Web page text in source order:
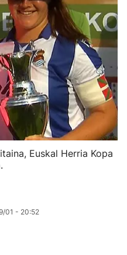
Euskal Herria Kopa
01 - 20:52